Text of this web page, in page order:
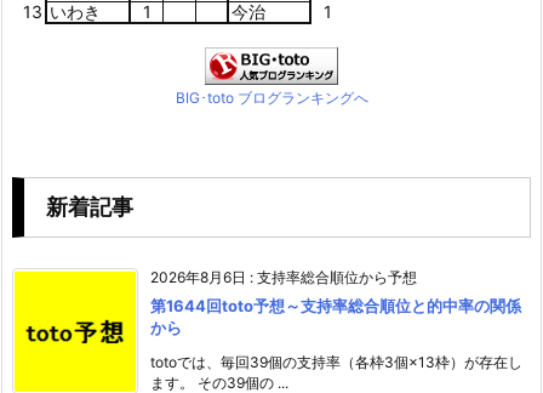
13 いわき 1 今治 1
BIG･toto ブログランキングへ
新着記事
2026年8月6日 : 支持率総合順位から予想
第1644回toto予想～支持率総合順位と的中率の関係
から
totoでは、毎回39個の支持率（各枠3個×13枠）が存在し
ます。 その39個の ...